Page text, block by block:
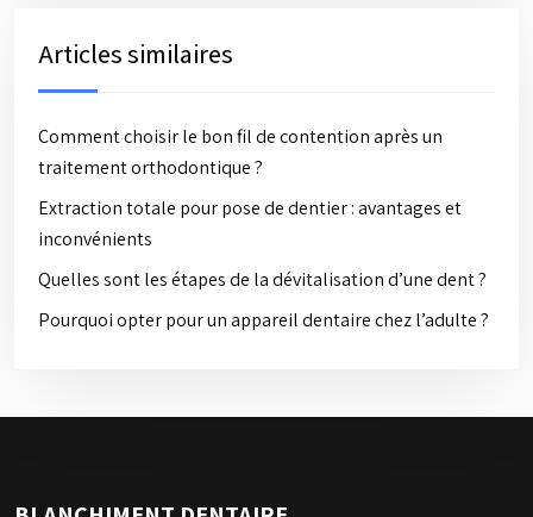
Articles similaires
Comment choisir le bon fil de contention après un
traitement orthodontique ?
Extraction totale pour pose de dentier : avantages et
inconvénients
Quelles sont les étapes de la dévitalisation d’une dent ?
Pourquoi opter pour un appareil dentaire chez l’adulte ?